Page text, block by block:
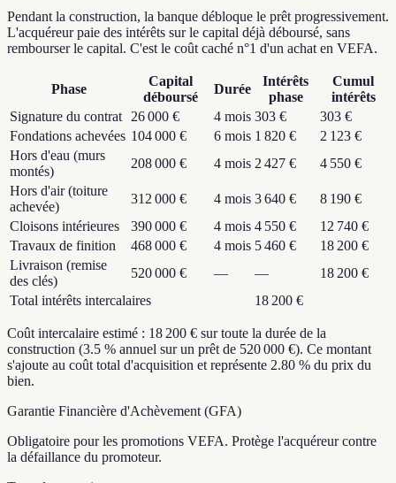
Pendant la construction, la banque débloque le prêt progressivement.
L'acquéreur paie des intérêts sur le capital déjà déboursé, sans
rembourser le capital. C'est le coût caché n°1 d'un achat en VEFA.
Phase
Capital
déboursé
Durée
Intérêts
phase
Cumul
intérêts
Signature du contrat
26 000 € 4 mois 303 €
303 €
Fondations achevées 104 000 € 6 mois 1 820 €
2 123 €
Hors d'eau (murs
montés)
208 000 € 4 mois 2 427 €
4 550 €
Hors d'air (toiture
achevée)
312 000 € 4 mois 3 640 €
8 190 €
Cloisons intérieures
390 000 € 4 mois 4 550 €
12 740 €
Travaux de finition
468 000 € 4 mois 5 460 €
18 200 €
Livraison (remise
des clés)
520 000 € — —
18 200 €
Total intérêts intercalaires
18 200 €
Coût intercalaire estimé : 18 200 € sur toute la durée de la
construction (3.5 % annuel sur un prêt de 520 000 €). Ce montant
s'ajoute au coût total d'acquisition et représente 2.80 % du prix du
bien.
Garantie Financière d'Achèvement (GFA)
Obligatoire pour les promotions VEFA. Protège l'acquéreur contre
la défaillance du promoteur.